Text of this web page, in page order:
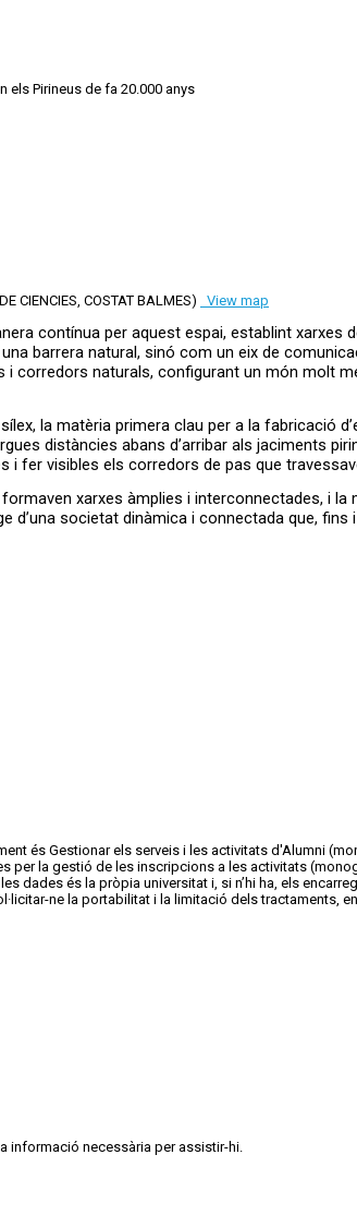
els Pirineus de fa 20.000 anys
CIENCIES, COSTAT BALMES) View map
barrera natural, sinó com un eix de
i corredors naturals, configurant un món molt
la matèria primera clau per a la fabricació
distàncies abans d’arribar als jaciments
fer visibles els corredors de pas que
xarxes àmplies i interconnectades, i la
d’una societat dinàmica i connectada que,
és Gestionar els serveis i les activitats d'Alumni
per la gestió de les inscripcions a les activitats
dades és la pròpia universitat i, si n’hi ha, els
ne la portabilitat i la limitació dels tractaments,
informació necessària per assistir-hi.